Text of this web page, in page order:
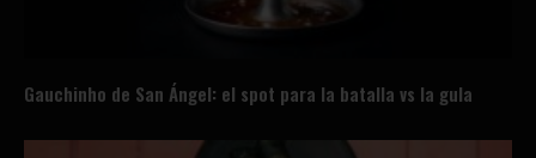
Gauchinho de San Ángel: el spot para la batalla vs la gula